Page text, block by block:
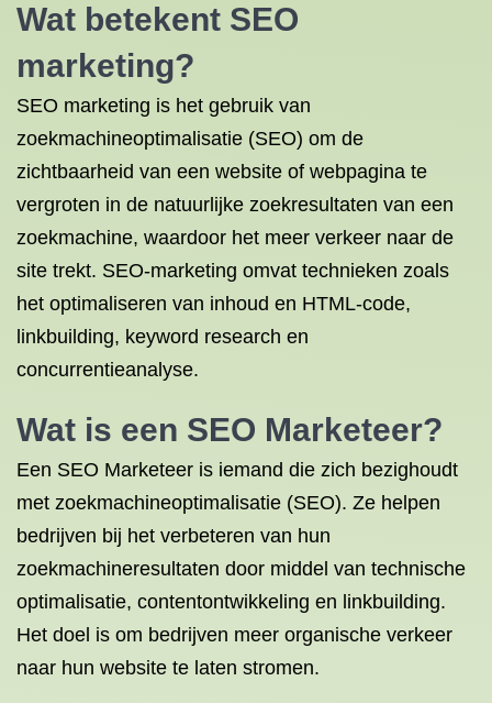
Wat betekent SEO
marketing?
SEO marketing is het gebruik van
zoekmachineoptimalisatie (SEO) om de
zichtbaarheid van een website of webpagina te
vergroten in de natuurlijke zoekresultaten van een
zoekmachine, waardoor het meer verkeer naar de
site trekt. SEO-marketing omvat technieken zoals
het optimaliseren van inhoud en HTML-code,
linkbuilding, keyword research en
concurrentieanalyse.
Wat is een SEO Marketeer?
Een SEO Marketeer is iemand die zich bezighoudt
met zoekmachineoptimalisatie (SEO). Ze helpen
bedrijven bij het verbeteren van hun
zoekmachineresultaten door middel van technische
optimalisatie, contentontwikkeling en linkbuilding.
Het doel is om bedrijven meer organische verkeer
naar hun website te laten stromen.